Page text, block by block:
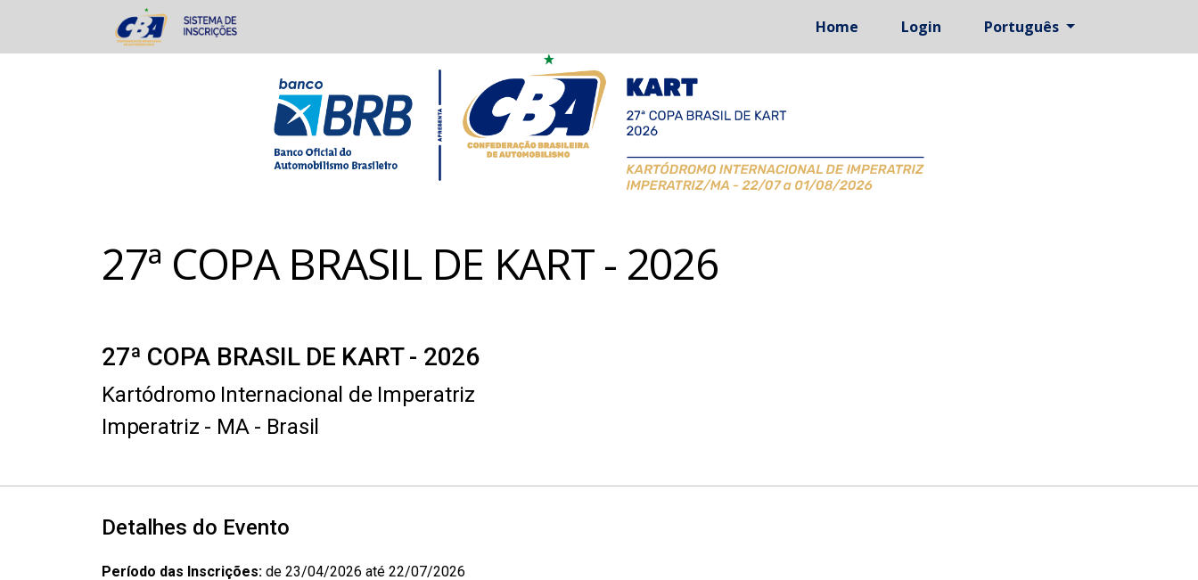
Home Login Português
27ª COPA BRASIL DE KART - 2026
27ª COPA BRASIL DE KART - 2026
Kartódromo Internacional de Imperatriz
Imperatriz - MA - Brasil
Detalhes do Evento
Período das Inscrições: de 23/04/2026 até 22/07/2026